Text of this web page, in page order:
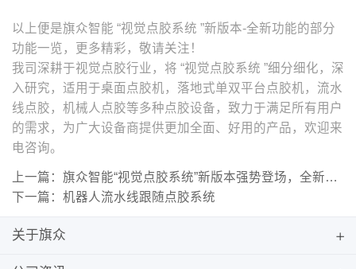
以上便是旗众智能 “视觉点胶系统 ”新版本-全新功能的部分
功能一览，更多精彩，敬请关注！
我司深耕于视觉点胶行业，将 “视觉点胶系统 ”细分细化，深
入研究，适用于桌面点胶机，落地式单双平台点胶机，流水
线点胶，机械人点胶等多种点胶设备，致力于满足所有用户
的需求，为广大设备商提供更加全面、好用的产品，欢迎来
电咨询。
上一篇：旗众智能“视觉点胶系统”新版本强势登场，全新功能抢先看（一）
下一篇：机器人流水线跟随点胶系统
关于旗众